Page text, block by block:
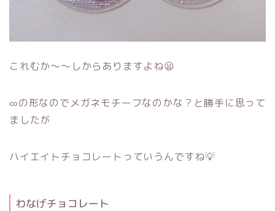
これむか～～しからありますよね😦
∞の形なのでメガネモチーフなのかな？と勝手に思って
ましたが
ハイエイトチョコレートっていうんですね💡
わなげチョコレート